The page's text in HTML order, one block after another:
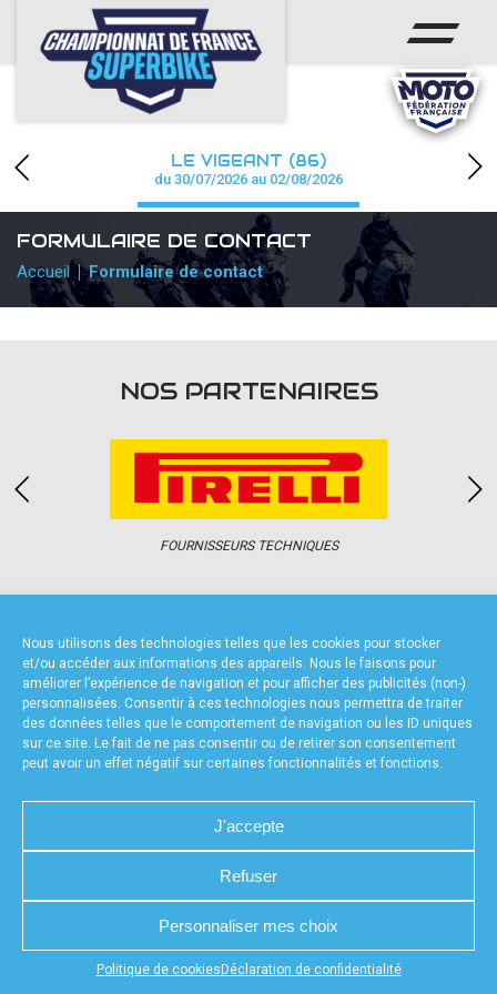
Nous utilisons des technologies telles que les cookies pour stocker
et/ou accéder aux informations des appareils. Nous le faisons pour
améliorer l’expérience de navigation et pour afficher des publicités (non-)
personnalisées. Consentir à ces technologies nous permettra de traiter
des données telles que le comportement de navigation ou les ID uniques
sur ce site. Le fait de ne pas consentir ou de retirer son consentement
peut avoir un effet négatif sur certaines fonctionnalités et fonctions.
J'accepte
Refuser
Personnaliser mes choix
Politique de cookies Déclaration de confidentialité
Appuyez sur le bouton partager en bas de votre
ACCUEIL
CHAMPIONNAT
CALENDRIER
PHOTOS / WEB TV
accéder à la billetterie
LE VIGEANT (86)
du 30/07/2026 au 02/08/2026
FORMULAIRE DE CONTACT
Accueil Formulaire de contact
NOS PARTENAIRES
FOURNISSEURS TECHNIQUES
CHARTE DE CONFIDENTIALITÉ
NOUS CONTACTER
MENTIONS LÉGALES
RÉALISÉ PAR L’AGENCE WEB A3WEB
POLITIQUE DE COOKIES (UE)
DÉCLARATION DE CONFIDENTIALITÉ (UE)